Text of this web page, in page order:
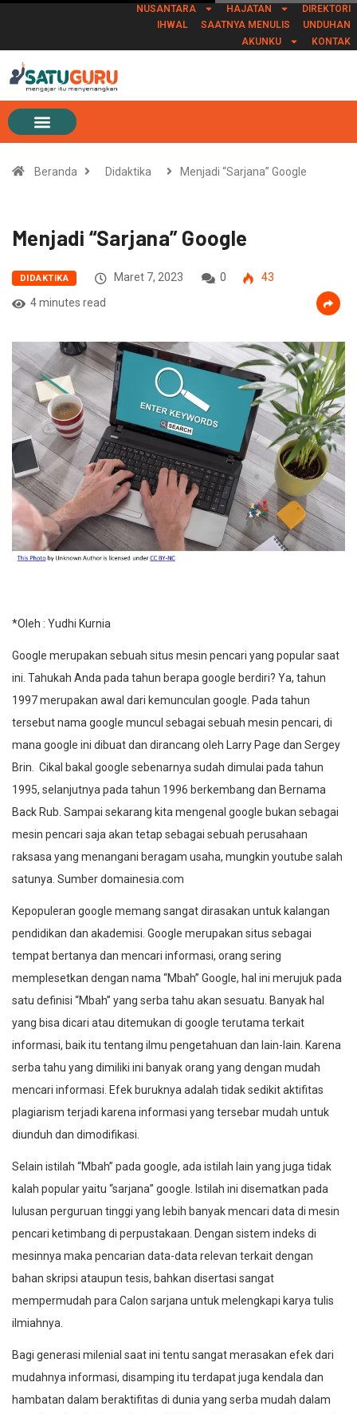
NUSANTARA HAJATAN
DIREKTORI
IHWAL
SAATNYA MENULIS
UNDUHAN
AKUNKU
KONTAK
Beranda Didaktika Menjadi “Sarjana” Google
Menjadi “Sarjana” Google
DIDAKTIKA Maret 7, 2023 0
43
4 minutes read
*Oleh : Yudhi Kurnia
Google merupakan sebuah situs mesin pencari yang popular saat
ini. Tahukah Anda pada tahun berapa google berdiri? Ya, tahun
1997 merupakan awal dari kemunculan google. Pada tahun
tersebut nama google muncul sebagai sebuah mesin pencari, di
mana google ini dibuat dan dirancang oleh Larry Page dan Sergey
Brin. Cikal bakal google sebenarnya sudah dimulai pada tahun
1995, selanjutnya pada tahun 1996 berkembang dan Bernama
Back Rub. Sampai sekarang kita mengenal google bukan sebagai
mesin pencari saja akan tetap sebagai sebuah perusahaan
raksasa yang menangani beragam usaha, mungkin youtube salah
satunya. Sumber domainesia.com
Kepopuleran google memang sangat dirasakan untuk kalangan
pendidikan dan akademisi. Google merupakan situs sebagai
tempat bertanya dan mencari informasi, orang sering
memplesetkan dengan nama “Mbah” Google, hal ini merujuk pada
satu definisi “Mbah” yang serba tahu akan sesuatu. Banyak hal
yang bisa dicari atau ditemukan di google terutama terkait
informasi, baik itu tentang ilmu pengetahuan dan lain-lain. Karena
serba tahu yang dimiliki ini banyak orang yang dengan mudah
mencari informasi. Efek buruknya adalah tidak sedikit aktifitas
plagiarism terjadi karena informasi yang tersebar mudah untuk
diunduh dan dimodifikasi.
Selain istilah “Mbah” pada google, ada istilah lain yang juga tidak
kalah popular yaitu “sarjana” google. Istilah ini disematkan pada
lulusan perguruan tinggi yang lebih banyak mencari data di mesin
pencari ketimbang di perpustakaan. Dengan sistem indeks di
mesinnya maka pencarian data-data relevan terkait dengan
bahan skripsi ataupun tesis, bahkan disertasi sangat
mempermudah para Calon sarjana untuk melengkapi karya tulis
ilmiahnya.
Bagi generasi milenial saat ini tentu sangat merasakan efek dari
mudahnya informasi, disamping itu terdapat juga kendala dan
hambatan dalam beraktifitas di dunia yang serba mudah dalam